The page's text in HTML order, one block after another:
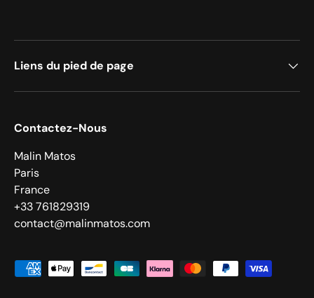
Liens du pied de page
Contactez-Nous
Malin Matos
Paris
France
+33 761829319
contact@malinmatos.com
Moyens de paiement acceptés